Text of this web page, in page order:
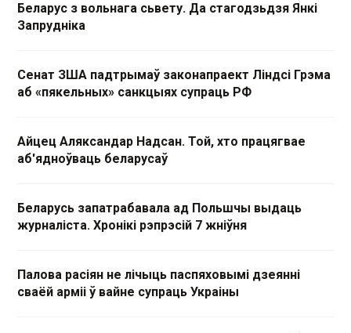
Беларус з вольнага сьвету. Да стагодзьдзя Янкі
Запрудніка
Сенат ЗША падтрымаў законапраект Ліндсі Грэма
аб «пякельных» санкцыях супраць РФ
Айцец Аляксандар Надсан. Той, хто працягвае
аб'ядноўваць беларусаў
Беларусь запатрабавала ад Польшчы выдаць
журналіста. Хронікі рэпрэсій 7 жніўня
Палова расіян не лічыць паспяховымі дзеянні
сваёй арміі ў вайне супраць Украіны